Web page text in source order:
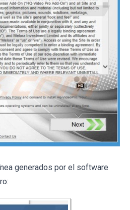
generados por el software